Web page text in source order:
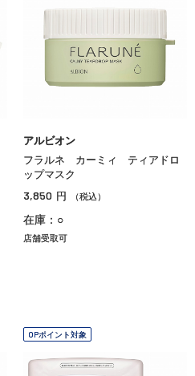
アルビオン
フラルネ カーミィ ティアドロ
ップマスク
3,850 円 （税込）
在庫：○
店舗受取可
OPポイント対象